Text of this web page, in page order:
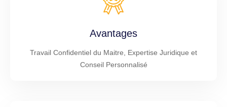
Avantages
Travail Confidentiel du Maitre, Expertise Juridique et
Conseil Personnalisé